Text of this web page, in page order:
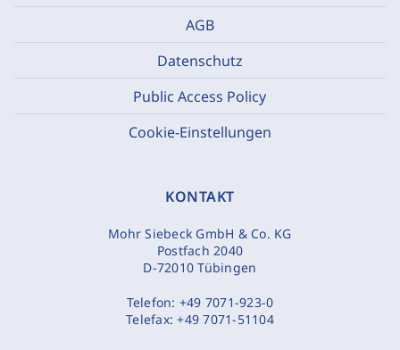
AGB
Datenschutz
Public Access Policy
Cookie-Einstellungen
KONTAKT
Mohr Siebeck GmbH & Co. KG
Postfach 2040
D-72010 Tübingen
Telefon: +49 7071-923-0
Telefax:+49 7071-51104